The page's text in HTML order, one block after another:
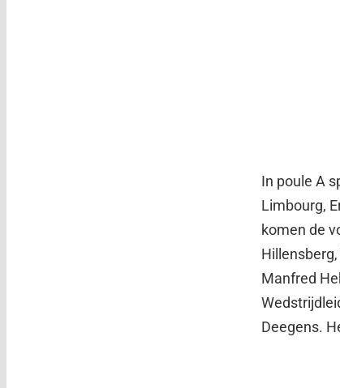
In poule A
Limbourg,
komen de
Manfred
Deegens.